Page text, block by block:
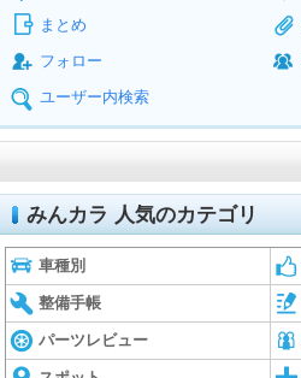
まとめ
フォロー
ユーザー内検索
みんカラ 人気のカテゴリ
車種別
整備手帳
パーツレビュー